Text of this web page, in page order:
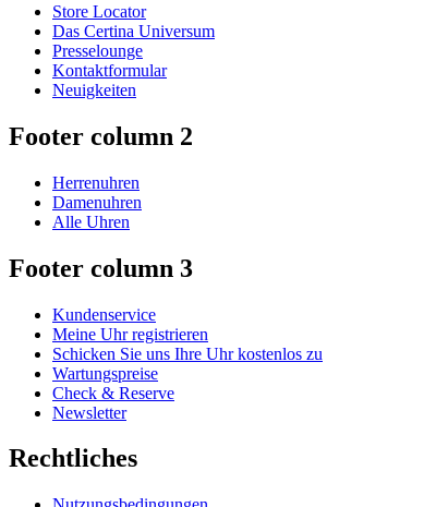
Store Locator
Das Certina Universum
Presselounge
Kontaktformular
Neuigkeiten
Footer column 2
Herrenuhren
Damenuhren
Alle Uhren
Footer column 3
Kundenservice
Meine Uhr registrieren
Schicken Sie uns Ihre Uhr kostenlos zu
Wartungspreise
Check & Reserve
Newsletter
Rechtliches